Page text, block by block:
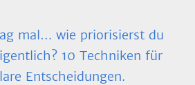
mal… wie priorisierst du
10 Techniken für
Entscheidungen.